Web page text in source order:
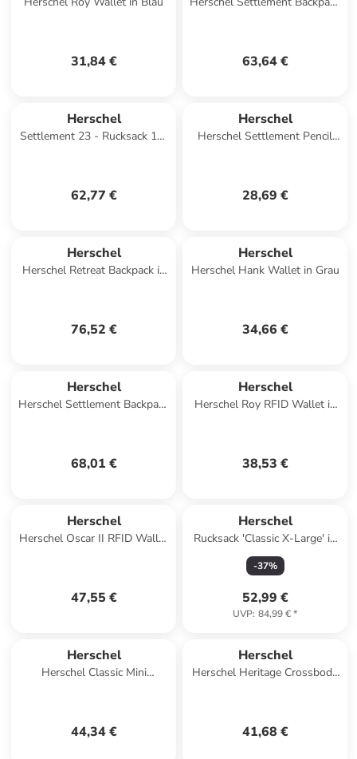
31,84 € 63,64 €
Herschel
Settlement 23 - Rucksack 15"
62,77 €
Herschel
Herschel Settlement Pencil
28,69 €
Herschel
Herschel Retreat Backpack in
76,52 €
Herschel
Herschel Hank Wallet in Grau
34,66 €
Herschel
Herschel Settlement Backpack
68,01 €
Herschel
Herschel Roy RFID Wallet in
38,53 €
Herschel
Herschel Oscar II RFID Wallet
47,55 €
Herschel
Rucksack 'Classic X-Large' in
grau
-37%
52,99 €
UVP: 84,99 €*
Herschel
Herschel Classic Mini
44,34 €
Herschel
Herschel Heritage Crossbody
41,68 €